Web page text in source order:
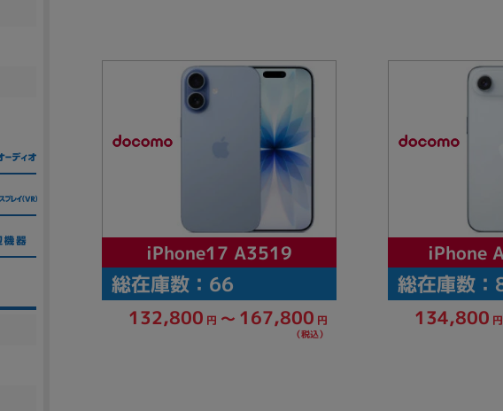
iPhone17 A3519
総在庫数：66
132,800 円 ～ 167,800 円
（税込）
iPhone
総在庫数：
134,800 円
メモリ
モニタサイズ
~
発売日